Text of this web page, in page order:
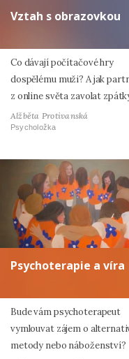
Vztah s obrazovkou
Co dávají počítačové hry
dospělému muži? A jak
z online světa zavolat
Alžběta Protivanská
Psycholožka
Psychoterapie a víra
Bude vám psychoterapeut
vymlouvat zájem o
metody nebo náboženství?